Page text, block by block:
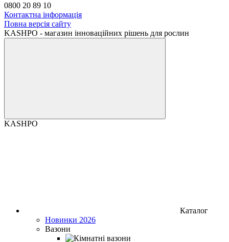
0800 20 89 10
Контактна інформація
Повна версія сайту
KASHPO - магазин інноваційних рішень для рослин
KASHPO
Каталог
Новинки 2026
Вазони